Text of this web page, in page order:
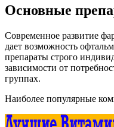
Основные
Современное развитие
дает возможность
препараты строго
зависимости от
группах.
Наиболее популярные